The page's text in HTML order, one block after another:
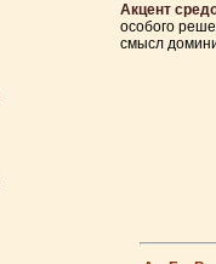
Акцент
особого
смысл